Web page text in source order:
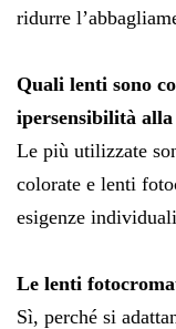
ridurre
Quali lenti sono
ipersensibilità alla
Le più utilizzate
colorate e lenti
esigenze
Le lenti
Sì, perché si